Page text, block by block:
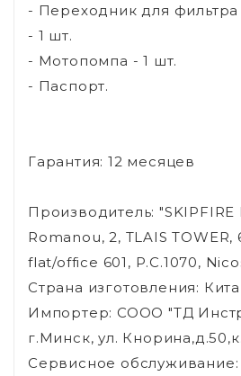
- Переходник для фильтра
- 1 шт.
- Мотопомпа - 1 шт.
- Паспорт.
Гарантия: 12 месяцев
Производитель: "SKIPFIRE
Romanou, 2, TLAIS
flat/office 601, P.C.1070,
Страна изготовления:
Импортер: СООО "ТД
г.Минск, ул.
Сервисное обслуживание: